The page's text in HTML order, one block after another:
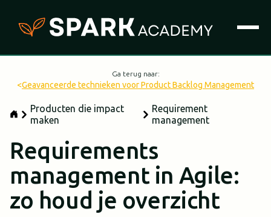
Ga terug naar:
<Geavanceerde technieken voor Product Backlog Management
Producten die impact
maken
Requirement
management
Requirements
management in Agile:
zo houd je overzicht